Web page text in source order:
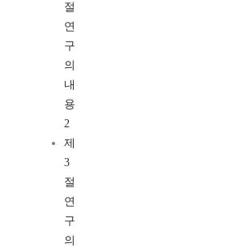
절
연
구
의
내
용
2
제
3
절
연
구
의